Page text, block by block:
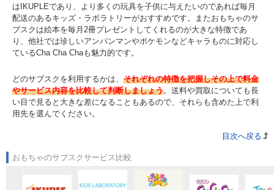
はIKUPLEであり、より多くの玩具を子供に与えたいのであれば毎月
配送のあるキッズ・ラボラトリーがおすすめです。またおもちゃのサ
ブスクは絵本を毎月2冊プレゼントしてくれるのが大きな特徴であ
り、他社では珍しいアンパンマンやポケモンなどキャラものに対応し
ているCha Cha Chaも魅力的です。
どのサブスクを利用するかは、 それぞれの特徴を把握しその上で料金
やサービス内容を比較して判断しましょう。送料や買取についても長
い目で見ると大きな差になることもあるので、それらも含めた上で利
用先を選んでください。
目次へ戻る
おもちゃのサブスクサービス比較